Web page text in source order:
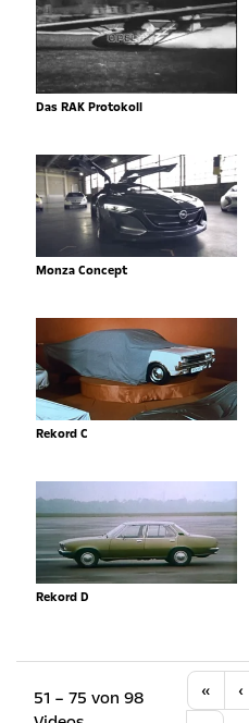
Das RAK Protokoll
Monza Concept
Rekord C
Rekord D
51 – 75 von 98
« ‹